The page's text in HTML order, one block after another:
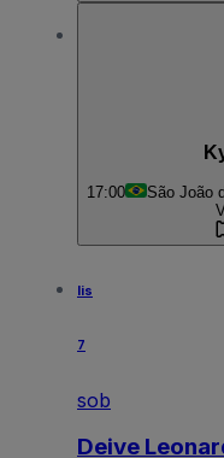
17:00 São João
lis
7
sob
Deive